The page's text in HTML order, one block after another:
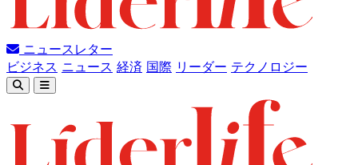
ニュースレター
ビジネス ニュース 経済 国際 リーダー テクノロジー